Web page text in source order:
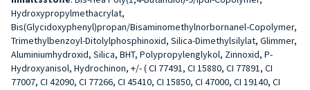
Hydroxypropylmethacrylat,
Bis(Glycidoxyphenyl)propan/Bisaminomethylnorbornanel-Copolymer,
Trimethylbenzoyl-Ditolylphosphinoxid, Silica-Dimethylsilylat, Glimmer,
Aluminiumhydroxid, Silica, BHT, Polypropylenglykol, Zinnoxid, P-
Hydroxyanisol, Hydrochinon, +/- ( CI 77491, CI 15880, CI 77891, CI
77007, CI 42090, CI 77266, CI 45410, CI 15850, CI 47000, CI 19140, CI